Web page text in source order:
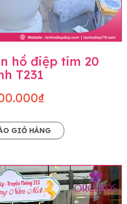
hồ điệp tím 20
T231
GIỎ HÀNG